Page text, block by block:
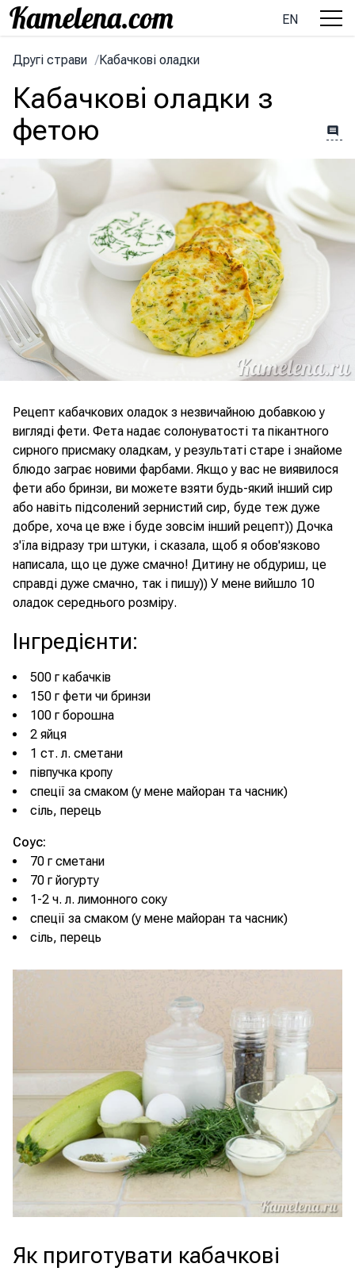
EN
Другі страви /Кабачкові оладки
Кабачкові оладки з
фетою
Рецепт кабачкових оладок з незвичайною добавкою у
вигляді фети. Фета надає солонуватості та пікантного
сирного присмаку оладкам, у результаті старе і знайоме
блюдо заграє новими фарбами. Якщо у вас не виявилося
фети або бринзи, ви можете взяти будь-який інший сир
або навіть підсолений зернистий сир, буде теж дуже
добре, хоча це вже і буде зовсім інший рецепт)) Дочка
з'їла відразу три штуки, і сказала, щоб я обов'язково
написала, що це дуже смачно! Дитину не обдуриш, це
справді дуже смачно, так і пишу)) У мене вийшло 10
оладок середнього розміру.
Інгредієнти:
500 г кабачків
150 г фети чи бринзи
100 г борошна
2 яйця
1 ст. л. сметани
півпучка кропу
спеції за смаком (у мене майоран та часник)
сіль, перець
Соус:
70 г сметани
70 г йогурту
1-2 ч. л. лимонного соку
спеції за смаком (у мене майоран та часник)
сіль, перець
Як приготувати кабачкові